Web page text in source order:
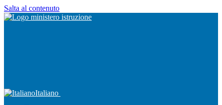
Salta al contenuto
Italiano